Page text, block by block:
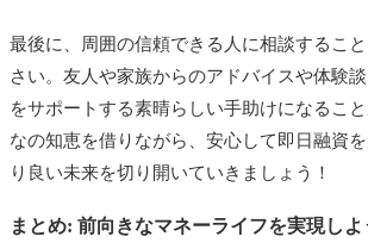
最後に、周囲の信頼できる人に相談するこ
さい。友人や家族からのアドバイスや体験
をサポートする素晴らしい手助けになるこ
なの知恵を借りながら、安心して即日融資
り良い未来を切り開いていきましょう！
まとめ: 前向きなマネーライフを実現しよ